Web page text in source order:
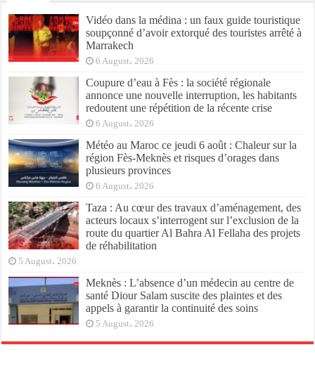
Vidéo dans la médina : un faux guide touristique
soupçonné d’avoir extorqué des touristes arrêté à
Marrakech
6 August، 2026
Coupure d’eau à Fès : la société régionale
annonce une nouvelle interruption, les habitants
redoutent une répétition de la récente crise
6 August، 2026
Météo au Maroc ce jeudi 6 août : Chaleur sur la
région Fès-Meknès et risques d’orages dans
plusieurs provinces
6 August، 2026
Taza : Au cœur des travaux d’aménagement, des
acteurs locaux s’interrogent sur l’exclusion de la
route du quartier Al Bahra Al Fellaha des projets
de réhabilitation
5 August، 2026
Meknès : L’absence d’un médecin au centre de
santé Diour Salam suscite des plaintes et des
appels à garantir la continuité des soins
5 August، 2026